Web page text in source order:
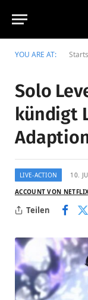
YOU ARE AT:
Solo
kündigt
LIVE-ACTION 10.
ACCOUNT VON
Teilen